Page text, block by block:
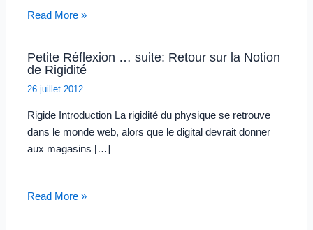
Read More »
Petite Réflexion … suite: Retour sur la Notion
de Rigidité
26 juillet 2012
Rigide Introduction La rigidité du physique se retrouve
dans le monde web, alors que le digital devrait donner
aux magasins […]
Read More »